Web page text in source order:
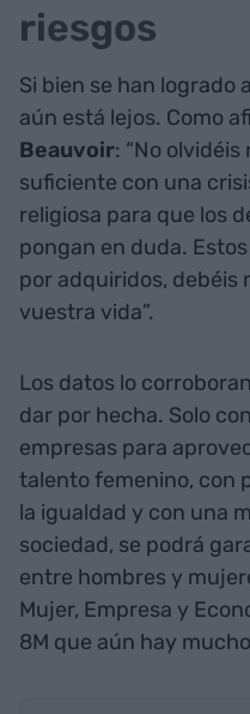
riesgos
Si bien se han logrado
aún está lejos. Como
Beauvoir: “No
suficiente con una
religiosa para que los
pongan en duda.
por adquiridos, debéis
vuestra vida”.
Los datos lo
dar por hecha. Solo
empresas para
talento femenino, con
la igualdad y con una
sociedad, se podrá
entre hombres y
Mujer, Empresa y
8M que aún hay